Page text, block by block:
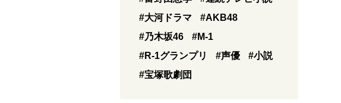
#大河ドラマ
#AKB48
#乃木坂46
#M-1
#R-1グランプリ
#声優
#小説
#宝塚歌劇団